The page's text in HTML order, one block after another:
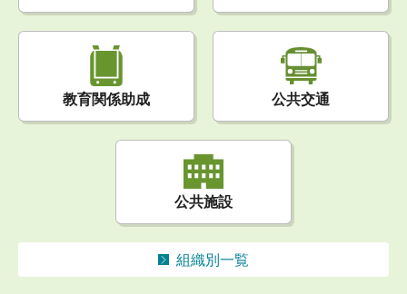
教育関係助成 公共交通
公共施設
組織別一覧